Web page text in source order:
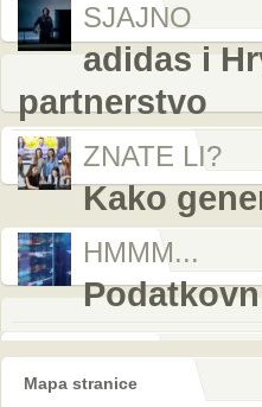
SJAJNO
adidas i
partnerstvo
ZNATE LI?
Kako
HMMM...
Mapa stranice